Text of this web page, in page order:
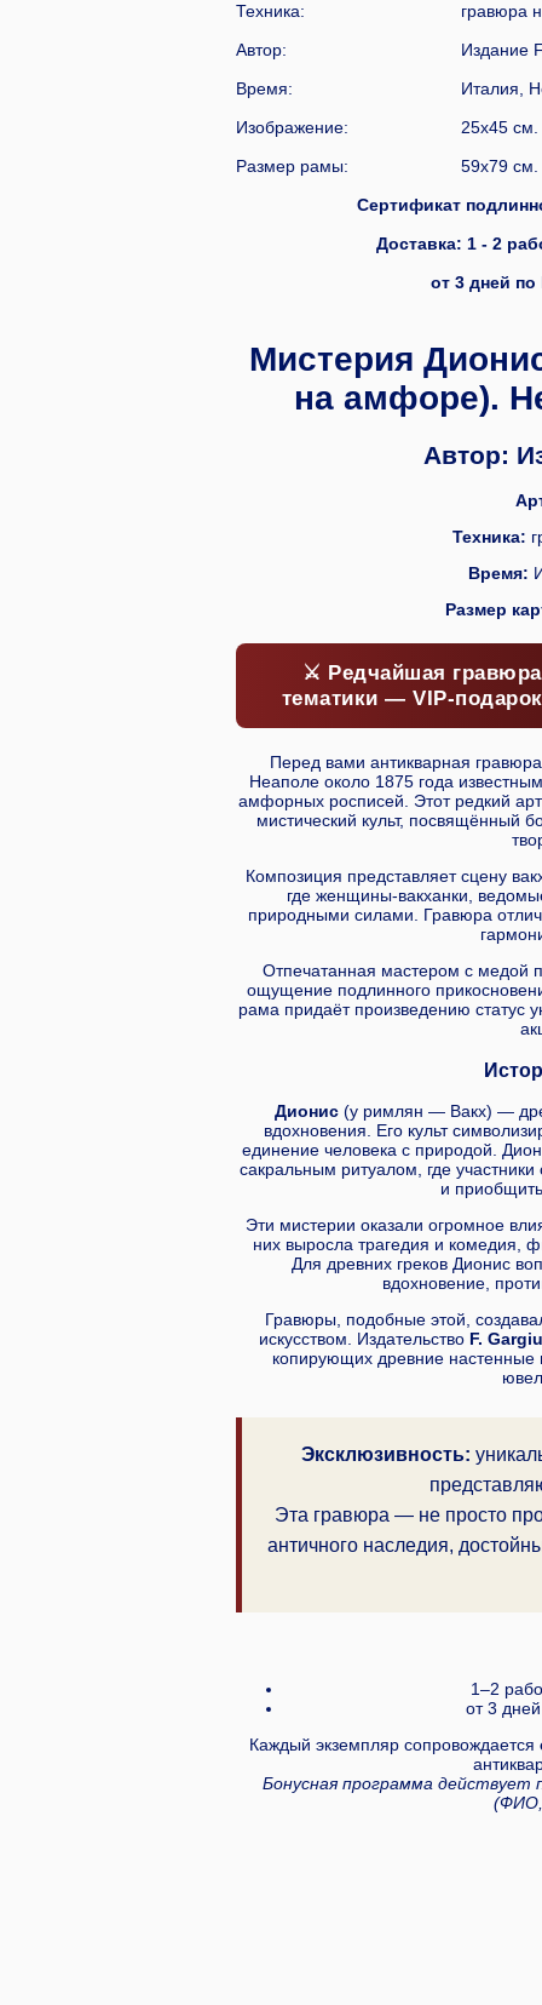
Техника:
гравюра
Автор:
Издание
Время:
Италия,
Изображение:
25x45 см.
Размер рамы:
59x79 см.
Сертификат
Доставка: 1 - 2
от 3 дней по
Мистерия
на амфоре).
Автор:
Техника:
Время:
Размер
⚔️ Редчайшая
тематики — VIP-
Перед вами антикварная
Неаполе около 1875 года
амфорных росписей. Этот редкий
мистический культ, посвящённый
Композиция представляет сцену
где женщины-вакханки,
природными силами. Гравюра
Отпечатанная мастером с медой
ощущение подлинного
рама придаёт произведению статус
Дионис (у римлян — Вакх) —
вдохновения. Его культ
единение человека с природой.
сакральным ритуалом, где участники
и
Эти мистерии оказали огромное
них выросла трагедия и комедия,
Для древних греков Дионис
вдохновение,
Гравюры, подобные этой,
искусством. Издательство F.
копирующих древние настенные
Эксклюзивность:
Эта гравюра — не просто
античного наследия,
1–2
от 3
Каждый экземпляр сопровождается
Бонусная программа действует
(ФИО,